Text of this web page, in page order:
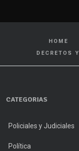
HOME
DECRETOS
CATEGORIAS
Policiales y Judiciales
Política